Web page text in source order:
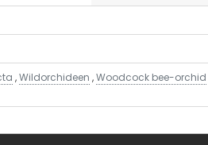
,Wildorchideen ,Woodcock bee-orchid